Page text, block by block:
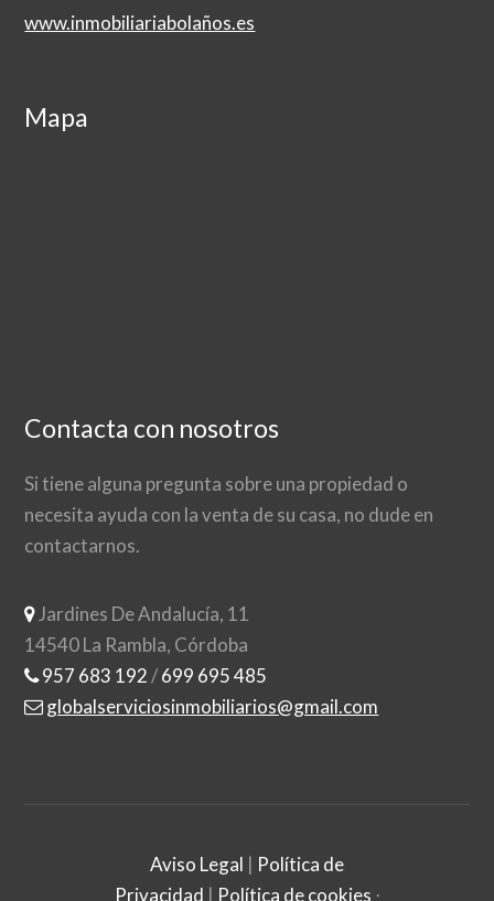
www.inmobiliariabolaños.es
Mapa
Contacta con nosotros
Si tiene alguna pregunta sobre una propiedad o
necesita ayuda con la venta de su casa, no dude en
contactarnos.
Jardines De Andalucía, 11
14540 La Rambla, Córdoba
957 683 192/699 695 485
globalserviciosinmobiliarios@gmail.com
Aviso Legal | Política de
Privacidad | Política de cookies ⋅